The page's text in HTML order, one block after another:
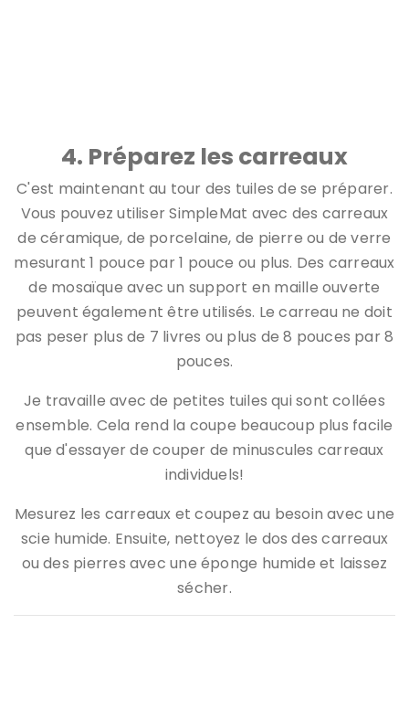
4. Préparez les carreaux
C'est maintenant au tour des tuiles de se préparer.
Vous pouvez utiliser SimpleMat avec des carreaux
de céramique, de porcelaine, de pierre ou de verre
mesurant 1 pouce par 1 pouce ou plus. Des carreaux
de mosaïque avec un support en maille ouverte
peuvent également être utilisés. Le carreau ne doit
pas peser plus de 7 livres ou plus de 8 pouces par 8
pouces.
Je travaille avec de petites tuiles qui sont collées
ensemble. Cela rend la coupe beaucoup plus facile
que d'essayer de couper de minuscules carreaux
individuels!
Mesurez les carreaux et coupez au besoin avec une
scie humide. Ensuite, nettoyez le dos des carreaux
ou des pierres avec une éponge humide et laissez
sécher.